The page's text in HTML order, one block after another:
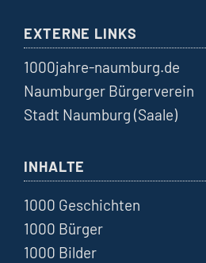
EXTERNE LINKS
1000jahre-naumburg.de
Naumburger Bürgerverein
Stadt Naumburg (Saale)
INHALTE
1000 Geschichten
1000 Bürger
1000 Bilder